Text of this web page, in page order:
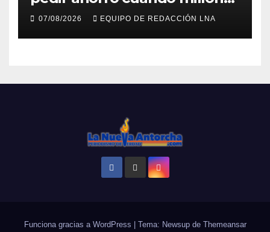
viven sin luz y sin agua
07/08/2026 EQUIPO DE REDACCIÓN LNA
Funciona gracias a WordPress Tema: Newsup de Themeansar